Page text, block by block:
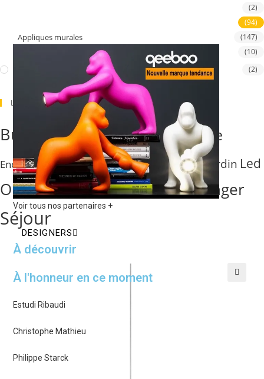
Voir tous nos partenaires +
DESIGNERS
À découvrir
À l'honneur en ce moment
Estudi Ribaudi
Christophe Mathieu
Philippe Starck
(2)
(94)
Appliques murales (147)
(10)
(2)
Luminaires Par Pièce
Bureau chamb Chambre CUID Cuisine
Encastré de murFaçade & TerrasseJardin Led
OutdoorSalle de bainSalle à manger
Séjour